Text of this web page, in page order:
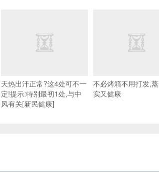
天热出汗正常?这4处可不一
定!提示:特别最初1处,与中
风有关[新民健康]
不必烤箱不用打发,
实又健康